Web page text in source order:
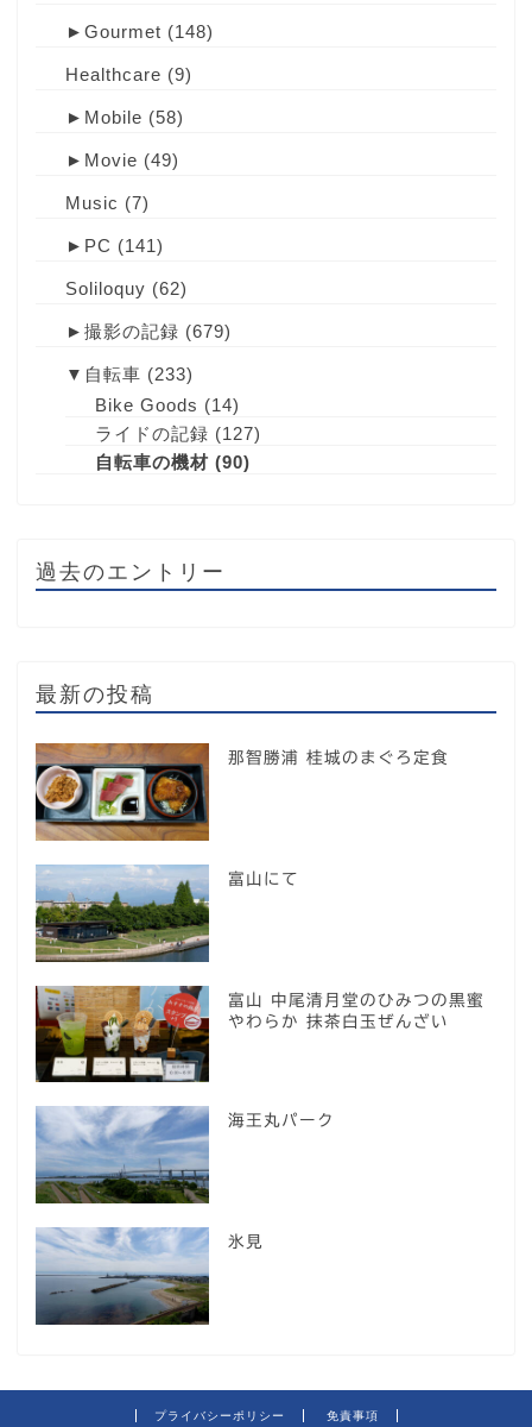
► Gourmet (148)
Healthcare (9)
► Mobile (58)
► Movie (49)
Music (7)
► PC (141)
Soliloquy (62)
► 撮影の記録 (679)
▼ 自転車 (233)
Bike Goods (14)
ライドの記録 (127)
自転車の機材 (90)
過去のエントリー
最新の投稿
那智勝浦 桂城のまぐろ定食
富山にて
富山 中尾清月堂のひみつの黒蜜
やわらか 抹茶白玉ぜんざい
海王丸パーク
氷見
プライバシーポリシー 免責事項